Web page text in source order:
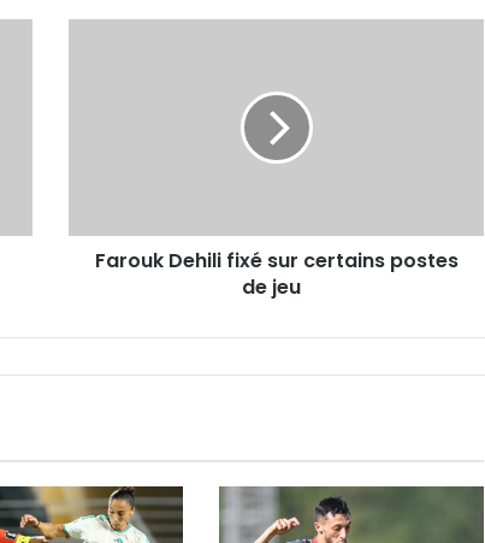
Farouk Dehili fixé sur certains postes
de jeu